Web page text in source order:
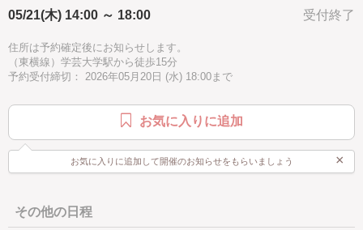
[どんな人が対象?]
・初心者の方でも大丈夫です。
[所要時間]
＊個人差がございますので所要時間は目安です。
時間に余裕を持ってご予約ください。
[是非知ってほしい]
・マクラメ編みは手で紐を結びデザインを作り出すことの出来る技法で
一つ作ると次に何を作ろうかなと楽しくなります。
是非体験してみてください。
受付終了
05/21(木) 14:00 ～ 18:00
住所は予約確定後にお知らせします。
（東横線）学芸大学駅から徒歩15分
予約受付締切： 2026年05月20日 (水) 18:00まで
お気に入りに追加
お気に入りに追加して開催のお知らせをもらいましょう ×
その他の日程